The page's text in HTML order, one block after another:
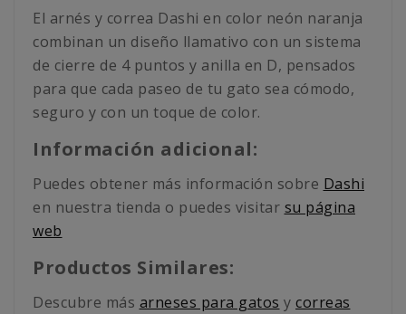
El arnés y correa Dashi en color neón naranja
combinan un diseño llamativo con un sistema
de cierre de 4 puntos y anilla en D, pensados
para que cada paseo de tu gato sea cómodo,
seguro y con un toque de color.
Información adicional:
Puedes obtener más información sobre Dashi
en nuestra tienda o puedes visitar su página
web
Productos Similares:
Descubre más arneses para gatos y correas